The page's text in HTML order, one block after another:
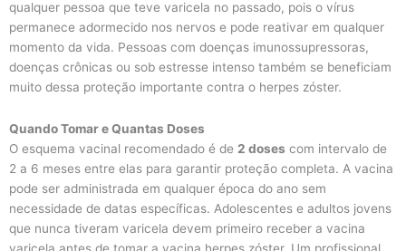
qualquer pessoa que teve varicela no passado, pois o vírus
permanece adormecido nos nervos e pode reativar em qualquer
momento da vida. Pessoas com doenças imunossupressoras,
doenças crônicas ou sob estresse intenso também se beneficiam
muito dessa proteção importante contra o herpes zóster.
Quando Tomar e Quantas Doses
O esquema vacinal recomendado é de 2 doses com intervalo de
2 a 6 meses entre elas para garantir proteção completa. A vacina
pode ser administrada em qualquer época do ano sem
necessidade de datas específicas. Adolescentes e adultos jovens
que nunca tiveram varicela devem primeiro receber a vacina